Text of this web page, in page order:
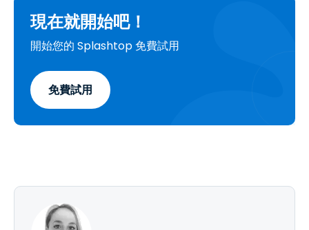
現在就開始吧！
開始您的 Splashtop 免費試用
免費試用